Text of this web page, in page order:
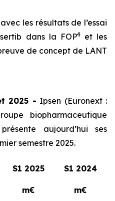
les résultats de l’essai
dans la FOP4et les
de concept de LANT
2025 - Ipsen (Euronext :
biopharmaceutique
aujourd’hui ses
semestre 2025.
S1 2025 S1 2024
m€ m€